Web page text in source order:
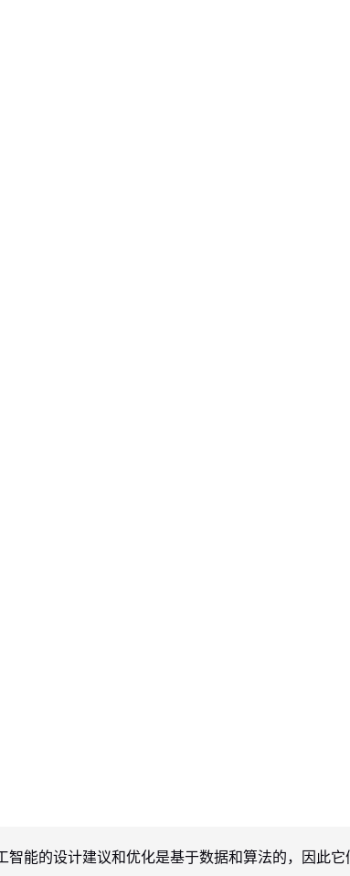
能的设计建议和优化是基于数据和算法的，因此